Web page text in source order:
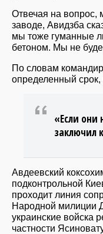
Отвечая на вопрос,
заводе, Авидзба
мы тоже гуманные
бетоном. Мы не
По словам
определенный срок,
«Если они
заключил
Авдеевский
подконтрольной
проходит линия
Народной милиции
украинские войска
частности